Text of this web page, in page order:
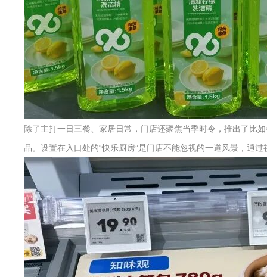
除了主打一日三餐、家居日常，门店还聚焦当季时令，推出了比
品。设置在入口处的“快乐厨房”是门店不能忽视的一道风景，通